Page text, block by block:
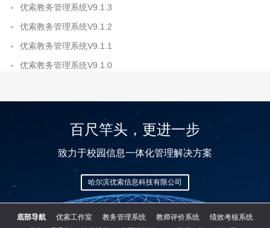
优索教务管理系统V9.1.3
优索教务管理系统V9.1.2
优索教务管理系统V9.1.1
优索教务管理系统V9.1.0
百尺竿头，更进一步
致力于校园信息一体化管理解决方案
哈尔滨优索信息科技有限公司
底部导航 优索工作室 教务管理系统 教师评价系统
绩效考核系统